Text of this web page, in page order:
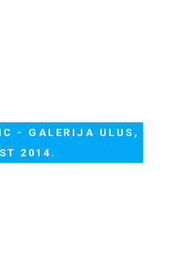
- GALERIJA ULUS,
2014.